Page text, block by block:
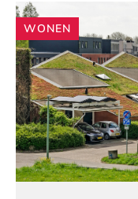
Andere
artikelen
WONEN